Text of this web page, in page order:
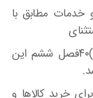
و خدمات مطابق با
کالا‌های خاص که نرخ آنها در ماده ( )۴۰فصل ششم این
برای خرید کالاها و